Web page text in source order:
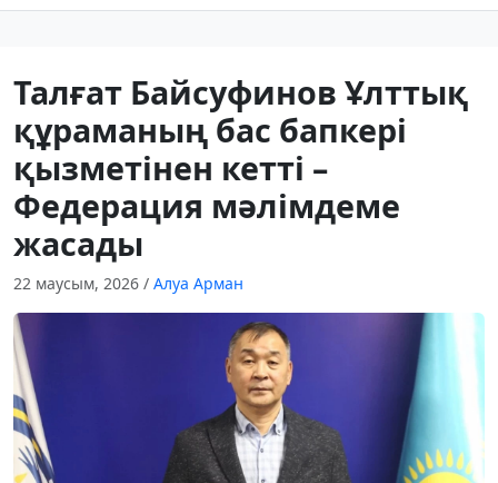
Талғат Байсуфинов Ұлттық
құраманың бас бапкері
қызметінен кетті –
Федерация мәлімдеме
жасады
22 маусым, 2026 / Алуа Арман